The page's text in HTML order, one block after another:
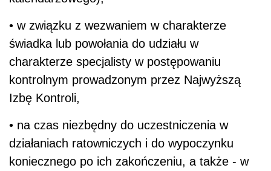
• w związku z wezwaniem w charakterze
świadka lub powołania do udziału w
charakterze specjalisty w postępowaniu
kontrolnym prowadzonym przez Najwyższą
Izbę Kontroli,
• na czas niezbędny do uczestniczenia w
działaniach ratowniczych i do wypoczynku
koniecznego po ich zakończeniu, a także - w